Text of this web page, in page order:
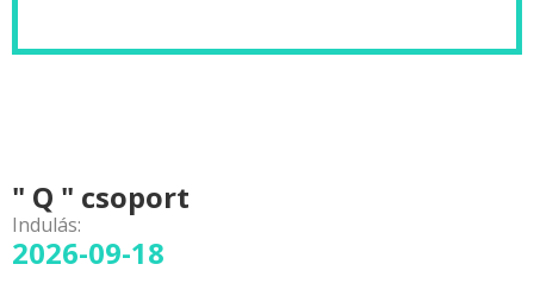
" Q " csoport
Indulás:
2026-09-18